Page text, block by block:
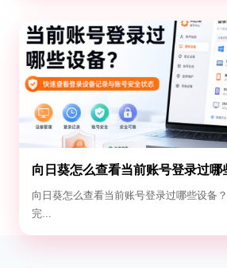
向日葵怎么查看当前账号登录过哪
向日葵怎么查看当前账号登录过哪些设备
完...